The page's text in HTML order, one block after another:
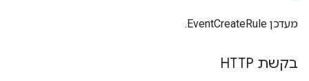
מעדכן EventCreateRule.
בקשת HTTP